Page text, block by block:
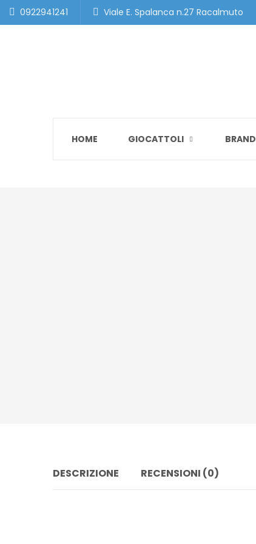
0922941241 Viale E. Spalanca n.27 Racalmuto
HOME GIOCATTOLI BRAND
DESCRIZIONE RECENSIONI (0)